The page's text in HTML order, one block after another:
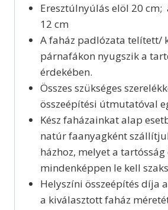
Eresztúlnyúlás elöl 20 cm;
12 cm
A faház padlózata telített/
párnafákon nyugszik a
érdekében.
Összes szükséges
összeépítési útmutatóval
Kész faházainkat alap
natúr faanyagként
házhoz, melyet a
mindenképpen le kell
Helyszíni összeépítés díja
a kiválasztott faház